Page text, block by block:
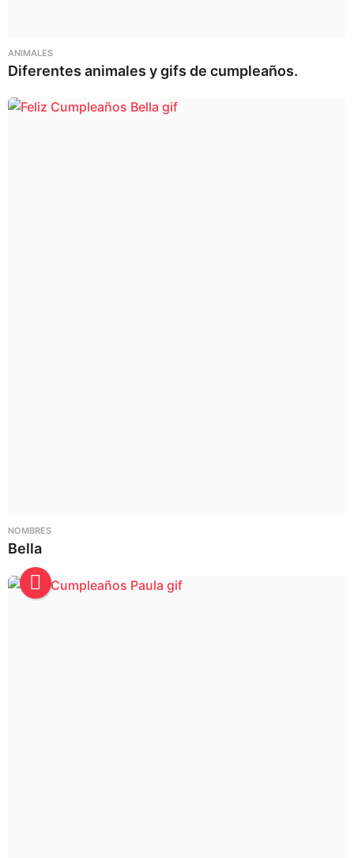
ANIMALES
Diferentes animales y gifs de cumpleaños.
NOMBRES
Bella